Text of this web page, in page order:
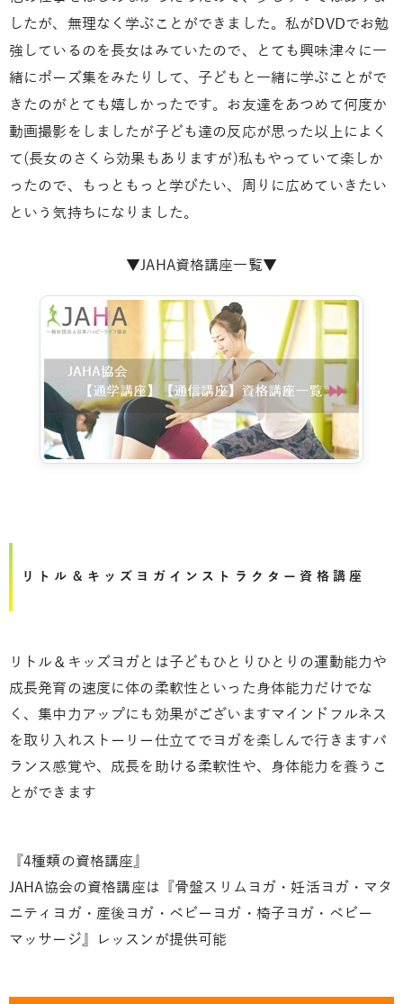
したが、無理なく学ぶことができました。私がDVDでお勉
強しているのを長女はみていたので、とても興味津々に一
緒にポーズ集をみたりして、子どもと一緒に学ぶことがで
きたのがとても嬉しかったです。お友達をあつめて何度か
動画撮影をしましたが子ども達の反応が思った以上によく
て(長女のさくら効果もありますが)私もやっていて楽しか
ったので、もっともっと学びたい、周りに広めていきたい
という気持ちになりました。
▼JAHA資格講座一覧▼
リトル＆キッズヨガインストラクター資格講座
リトル＆キッズヨガとは子どもひとりひとりの運動能力や
成長発育の速度に体の柔軟性といった身体能力だけでな
く、集中力アップにも効果がございますマインドフルネス
を取り入れストーリー仕立てでヨガを楽しんで行きますバ
ランス感覚や、成長を助ける柔軟性や、身体能力を養うこ
とができます
『4種類の資格講座』
JAHA協会の資格講座は『骨盤スリムヨガ・妊活ヨガ・マタ
ニティヨガ・産後ヨガ・ベビーヨガ・椅子ヨガ・ベビー
マッサージ』レッスンが提供可能